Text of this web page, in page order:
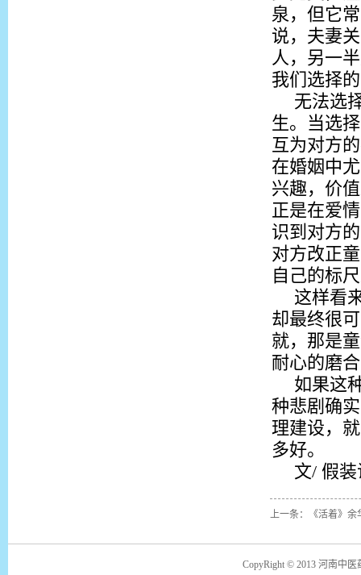
泉，但它
说，夫妻
人，另一
我们选择
无法选
生。当选
互为对方
在婚姻中
兴趣，价
正是在爱
识到对方
对方改正
自己的标
这样看
却最终很
就，那是
耐心的磨
如果这
种悲剧确
理建设，
多好。
文/ 假
上一条：《活着》余
CopyRight © 2013 河南中